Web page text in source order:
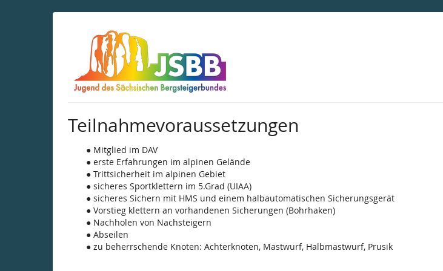
Teilnahmevoraussetzungen
Mitglied im DAV
erste Erfahrungen im alpinen Gelände
Trittsicherheit im alpinen Gebiet
sicheres Sportklettern im 5.Grad (UIAA)
sicheres Sichern mit HMS und einem halbautomatischen Sicherungsgerät
Vorstieg klettern an vorhandenen Sicherungen (Bohrhaken)
Nachholen von Nachsteigern
Abseilen
zu beherrschende Knoten: Achterknoten, Mastwurf, Halbmastwurf, Prusik